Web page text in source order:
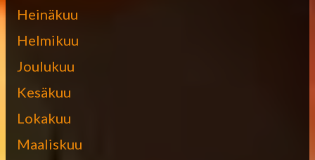
Heinäkuu
Helmikuu
Joulukuu
Kesäkuu
Lokakuu
Maaliskuu